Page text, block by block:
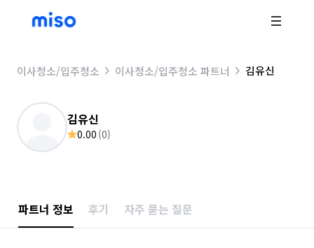
이사청소/입주청소 이사청소/입주청소 파트너 김유신
김유신
0.00 (0)
파트너 정보 후기 자주 묻는 질문